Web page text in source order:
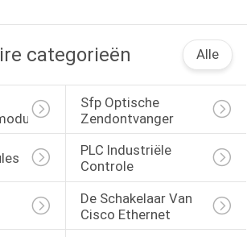
categorieën Alle
Sfp Optische
Zendontvanger
PLC Industriële
Controle
De Schakelaar Van
Cisco Ethernet